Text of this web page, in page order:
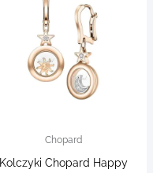
Chopard
Kolczyki Chopard Happy